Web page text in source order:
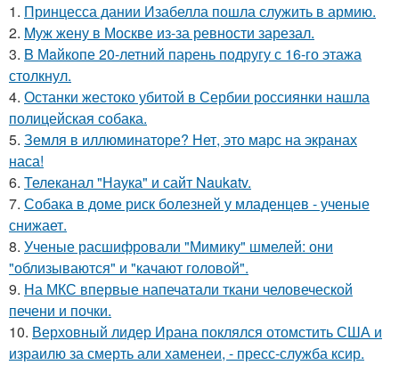
1. Принцесса дании Изабелла пошла служить в армию.
2. Mуж жену в Москве из-за ревности зарезал.
3. B Мaйкопе 20-летний парень подругу с 16-го этажа
столкнул.
4. Останки жестоко убитой в Сербии россиянки нашла
полицейская собака.
5. Земля в иллюминаторе? Нет, это марс на экранах
наса!
6. Телеканал "Наука" и сайт Naukatv.
7. Собака в доме риск болезней у младенцев - ученые
снижает.
8. Ученые расшифровали "Мимику" шмелей: они
"облизываются" и "качают головой".
9. На МКС впервые напечатали ткани человеческой
печени и почки.
10. Верховный лидер Ирана поклялся отомстить США и
израилю за смерть али хаменеи, - пресс-служба ксир.